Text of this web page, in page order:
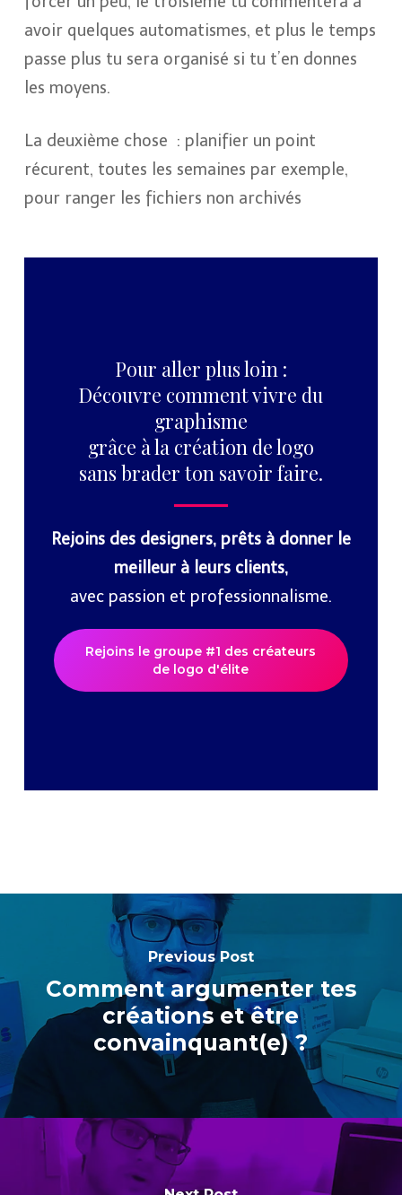
avoir quelques automatismes, et plus le temps
passe plus tu sera organisé si tu t’en donnes
les moyens.
La deuxième chose : planifier un point
récurent, toutes les semaines par exemple,
pour ranger les fichiers non archivés
Pour aller plus loin :
Découvre comment vivre du
graphisme
grâce à la création de logo
sans brader ton savoir faire.
Rejoins des designers, prêts à donner le
meilleur à leurs clients,
avec passion et professionnalisme.
Rejoins le groupe #1 des créateurs
de logo d'élite
Previous Post
Comment argumenter tes
créations et être
convainquant(e) ?